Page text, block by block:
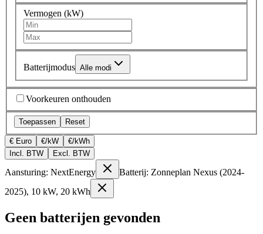
Vermogen (kW)
Batterijmodus Alle modi
Voorkeuren onthouden
Toepassen Reset
€ Euro €/kW
€/kWh
Incl. BTW
Excl. BTW
Aansturing: NextEnergy
Batterij: Zonneplan Nexus (2024-
2025), 10 kW, 20 kWh
Geen batterijen gevonden